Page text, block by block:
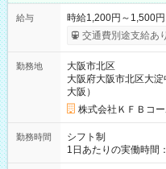
給与
時給1,200円～1,500円
交通費別途支給あり
勤務地
大阪市北区
大阪府大阪市北区大
大阪）
株式会社ＫＦＢコ
勤務時間
シフト制
1日あたりの実働時間
9:30~18:00 実働7.5時